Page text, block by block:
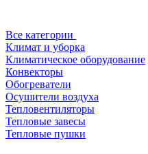
Все категории
Климат и уборка
Климатическое оборудование
Конвекторы
Обогреватели
Осушители воздуха
Тепловентиляторы
Тепловые завесы
Тепловые пушки